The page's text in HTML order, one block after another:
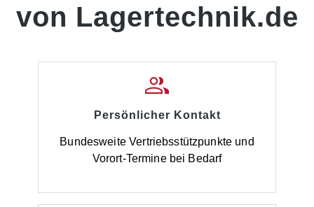
von Lagertechnik.de
Persönlicher Kontakt
Bundesweite Vertriebsstützpunkte und
Vorort-Termine bei Bedarf